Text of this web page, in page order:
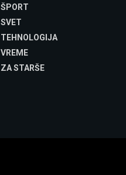
ŠPORT
SVET
TEHNOLOGIJA
VREME
ZA STARŠE